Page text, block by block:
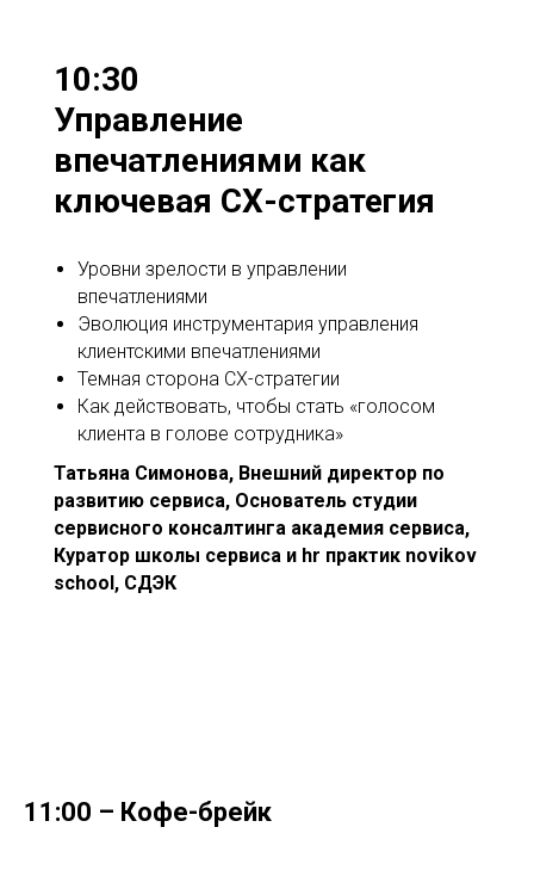
10:30
Управление
впечатлениями как
ключевая СХ-стратегия
Уровни зрелости в управлении
впечатлениями
Эволюция инструментария управления
клиентскими впечатлениями
Темная сторона СХ-стратегии
Как действовать, чтобы стать «голосом
клиента в голове сотрудника»
Татьяна Симонова, Внешний директор по
развитию сервиса, Основатель студии
сервисного консалтинга академия сервиса,
Куратор школы сервиса и hr практик novikov
school, СДЭК
11:00 – Кофе-брейк